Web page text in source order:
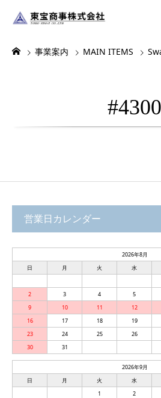
事業案内 MAIN ITEMS
#4300
営業日カレンダー
2026年8月
日
月 火 水
2
3 4 5
9
10 11 12
16
17 18 19
23
24 25 26
30
31
2026年9月
日
月 火 水
1
2